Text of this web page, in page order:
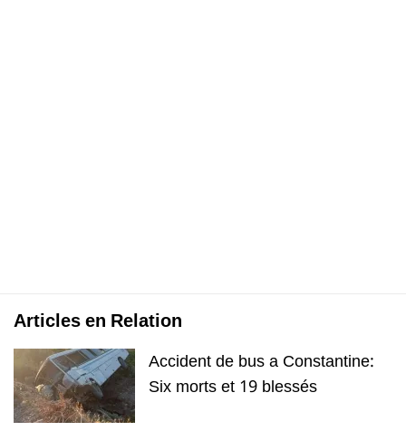
Articles en Relation
Accident de bus a Constantine:
Six morts et 19 blessés